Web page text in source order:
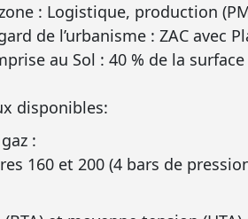
: Logistique, production
de l’urbanisme : ZAC avec
au Sol : 40 % de la
disponibles:
:
160 et 200 (4 bars de